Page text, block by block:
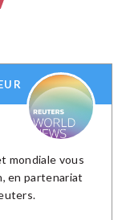
mondiale vous
en partenariat